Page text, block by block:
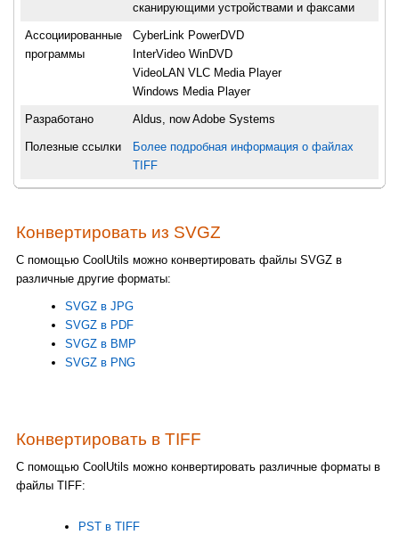
сканирующими устройствами и факсами
Ассоциированные
программы
CyberLink PowerDVD
InterVideo WinDVD
VideoLAN VLC Media Player
Windows Media Player
Разработано Aldus, now Adobe Systems
Полезные ссылки
Более подробная информация о файлах
TIFF
Конвертировать из SVGZ
С помощью CoolUtils можно конвертировать файлы SVGZ в
различные другие форматы:
SVGZ в JPG
SVGZ в PDF
SVGZ в BMP
SVGZ в PNG
Конвертировать в TIFF
С помощью CoolUtils можно конвертировать различные форматы в
файлы TIFF:
PST в TIFF